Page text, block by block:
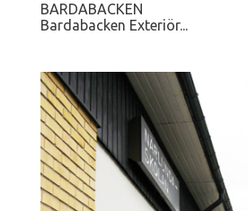
BARDABACKEN
Bardabacken Exteriör...